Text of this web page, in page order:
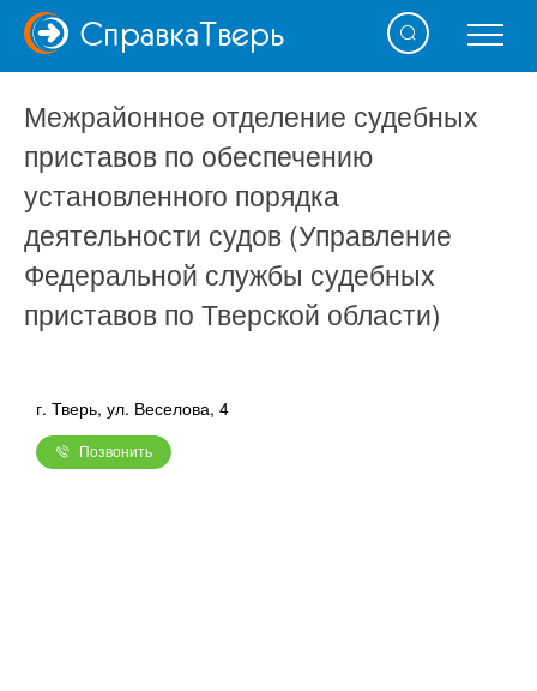
СправкаТверь
Межрайонное отделение судебных
приставов по обеспечению
установленного порядка
деятельности судов (Управление
Федеральной службы судебных
приставов по Тверской области)
г. Тверь, ул. Веселова, 4
Позвонить